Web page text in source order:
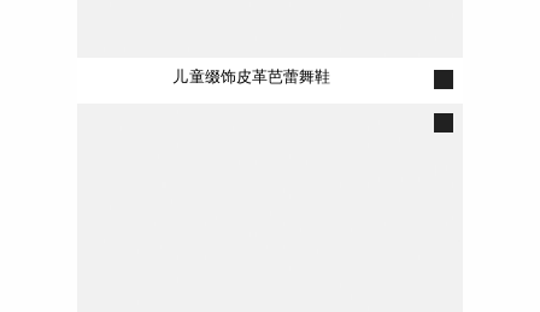
儿童缀饰皮革芭蕾舞鞋